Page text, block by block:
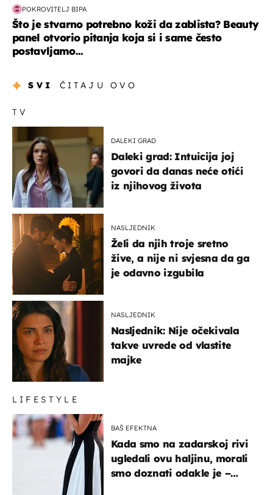
POKROVITELJ BIPA
Što je stvarno potrebno koži da zablista? Beauty
panel otvorio pitanja koja si i same često
postavljamo...
SVI ČITAJU OVO
TV
DALEKI GRAD
Daleki grad: Intuicija joj
govori da danas neće otići
iz njihovog života
NASLJEDNIK
Želi da njih troje sretno
žive, a nije ni svjesna da ga
je odavno izgubila
NASLJEDNIK
Nasljednik: Nije očekivala
takve uvrede od vlastite
majke
LIFESTYLE
BAŠ EFEKTNA
Kada smo na zadarskoj rivi
ugledali ovu haljinu, morali
smo doznati odakle je –